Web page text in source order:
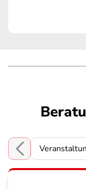
Choose a section